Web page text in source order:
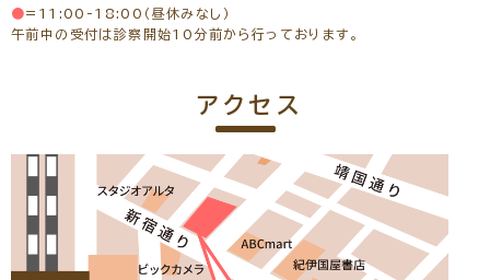
経歴
平成13年 熊本大学医学部卒
平成20年 高松赤十字病院 勤務
平成22年 公益財団法人田附興風会 北野病院 勤務
平成26年10月～新宿東口眼科医院 勤務
掲載インタビュー
※初めての方でもご予約可能です。
●=11:00-18:00（昼休みなし）
午前中の受付は診察開始10分前から行っております。
アクセス